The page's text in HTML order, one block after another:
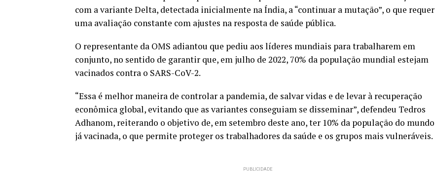
com a variante Delta, detectada inicialmente na Índia, a “continuar a mutação”, o que requer
uma avaliação constante com ajustes na resposta de saúde pública.
O representante da OMS adiantou que pediu aos líderes mundiais para trabalharem em
conjunto, no sentido de garantir que, em julho de 2022, 70% da população mundial estejam
vacinados contra o SARS-CoV-2.
“Essa é melhor maneira de controlar a pandemia, de salvar vidas e de levar à recuperação
econômica global, evitando que as variantes conseguiam se disseminar”, defendeu Tedros
Adhanom, reiterando o objetivo de, em setembro deste ano, ter 10% da população do mundo
já vacinada, o que permite proteger os trabalhadores da saúde e os grupos mais vulneráveis.